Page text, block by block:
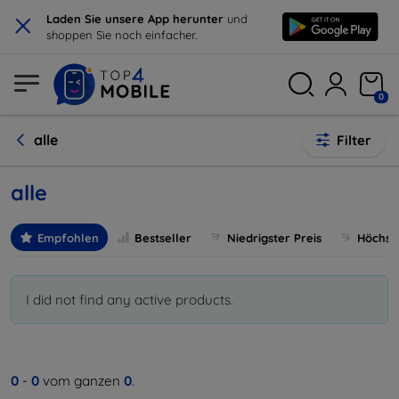
× Laden Sie unsere App herunter und
shoppen Sie noch einfacher.
0
alle Filter
alle
Empfohlen Bestseller Niedrigster Preis
I did not find any active products.
0 - 0 vom ganzen 0.